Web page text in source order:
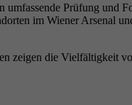
Prüfung
im Wiener Arsenal